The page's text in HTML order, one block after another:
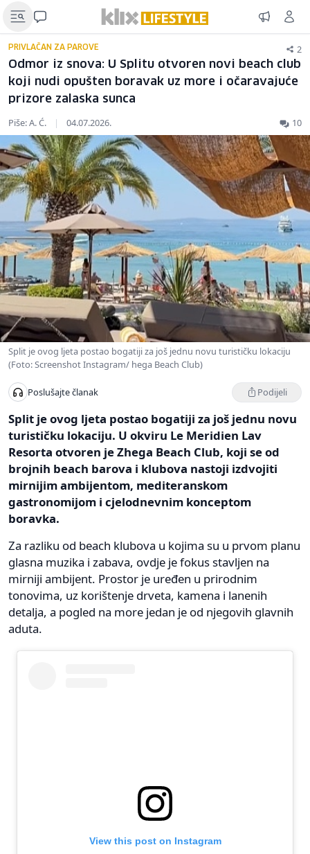
PRIVLAČAN ZA PAROVE 2
Odmor iz snova: U Splitu otvoren novi beach club
koji nudi opušten boravak uz more i očaravajuće
prizore zalaska sunca
Piše: A. Ć. | 04.07.2026. 10
Split je ovog ljeta postao bogatiji za još jednu novu turističku lokaciju
(Foto: Screenshot Instagram/ hega Beach Club)
Poslušajte članak Podijeli
Split je ovog ljeta postao bogatiji za još jednu novu
turističku lokaciju. U okviru Le Meridien Lav
Resorta otvoren je Zhega Beach Club, koji se od
brojnih beach barova i klubova nastoji izdvojiti
mirnijim ambijentom, mediteranskom
gastronomijom i cjelodnevnim konceptom
boravka.
Za razliku od beach klubova u kojima su u prvom planu
glasna muzika i zabava, ovdje je fokus stavljen na
mirniji ambijent. Prostor je uređen u prirodnim
tonovima, uz korištenje drveta, kamena i lanenih
detalja, a pogled na more jedan je od njegovih glavnih
aduta.
View this post on Instagram